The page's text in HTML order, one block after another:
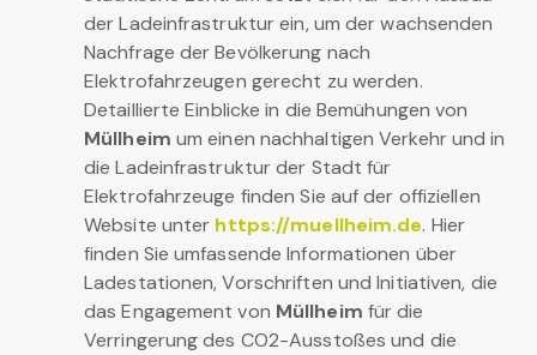
der Ladeinfrastruktur ein, um der wachsenden
Nachfrage der Bevölkerung nach
Elektrofahrzeugen gerecht zu werden.
Detaillierte Einblicke in die Bemühungen von
Müllheim um einen nachhaltigen Verkehr und in
die Ladeinfrastruktur der Stadt für
Elektrofahrzeuge finden Sie auf der offiziellen
Website unter https://muellheim.de. Hier
finden Sie umfassende Informationen über
Ladestationen, Vorschriften und Initiativen, die
das Engagement von Müllheim für die
Verringerung des CO2-Ausstoßes und die